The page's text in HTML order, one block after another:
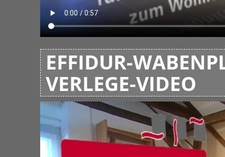
EFFIDUR-
VERLEGE-VIDEO